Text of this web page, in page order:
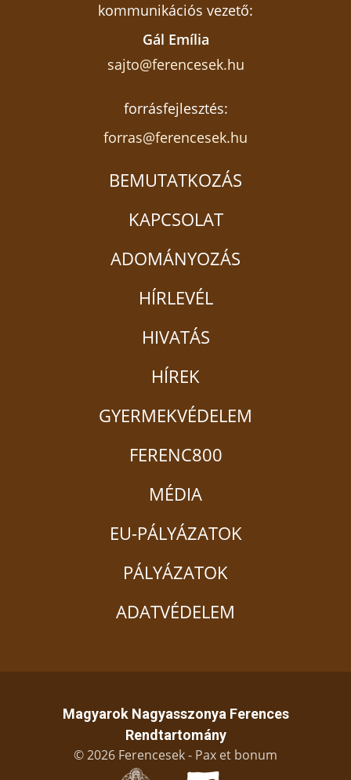
kommunikációs vezető:
Gál Emília
sajto@ferencesek.hu
forrásfejlesztés:
forras@ferencesek.hu
BEMUTATKOZÁS
KAPCSOLAT
ADOMÁNYOZÁS
HÍRLEVÉL
HIVATÁS
HÍREK
GYERMEKVÉDELEM
FERENC800
MÉDIA
EU-PÁLYÁZATOK
PÁLYÁZATOK
ADATVÉDELEM
Magyarok Nagyasszonya Ferences
Rendtartomány
© 2026 Ferencesek - Pax et bonum